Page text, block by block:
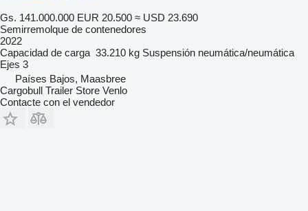
Gs. 141.000.000 EUR 20.500 ≈ USD 23.690
Semirremolque de contenedores
2022
Capacidad de carga 33.210 kg Suspensión neumática/neumática
Ejes 3
Países Bajos, Maasbree
Cargobull Trailer Store Venlo
Contacte con el vendedor